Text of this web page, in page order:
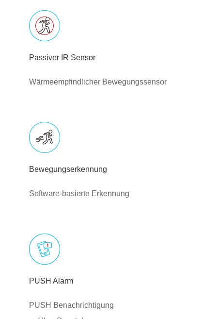
Passiver IR Sensor
Wärmeempfindlicher Bewegungssensor
Bewegungserkennung
Software-basierte Erkennung
PUSH Alarm
PUSH Benachrichtigung